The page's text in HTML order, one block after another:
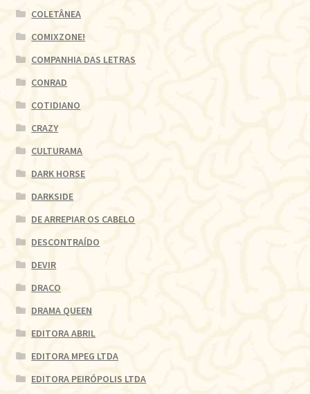
COLETÂNEA
COMIXZONE!
COMPANHIA DAS LETRAS
CONRAD
COTIDIANO
CRAZY
CULTURAMA
DARK HORSE
DARKSIDE
DE ARREPIAR OS CABELO
DESCONTRAÍDO
DEVIR
DRACO
DRAMA QUEEN
EDITORA ABRIL
EDITORA MPEG LTDA
EDITORA PEIRÓPOLIS LTDA